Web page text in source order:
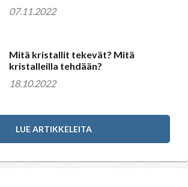
07.11.2022
Mitä kristallit tekevät? Mitä
kristalleilla tehdään?
18.10.2022
LUE ARTIKKELEITA